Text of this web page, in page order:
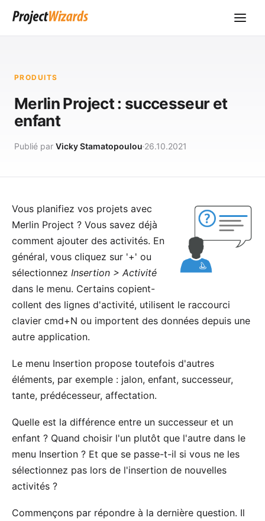
PRODUITS
Merlin Project : successeur et
enfant
Publié par Vicky Stamatopoulou 26.10.2021
Vous planifiez vos projets avec
Merlin Project ? Vous savez déjà
comment ajouter des activités. En
général, vous cliquez sur '+' ou
sélectionnez Insertion > Activité
dans le menu. Certains copient-
collent des lignes d'activité, utilisent le raccourci
clavier cmd+N ou importent des données depuis une
autre application.
Le menu Insertion propose toutefois d'autres
éléments, par exemple : jalon, enfant, successeur,
tante, prédécesseur, affectation.
Quelle est la différence entre un successeur et un
enfant ? Quand choisir l'un plutôt que l'autre dans le
menu Insertion ? Et que se passe-t-il si vous ne les
sélectionnez pas lors de l'insertion de nouvelles
activités ?
Commençons par répondre à la dernière question. Il